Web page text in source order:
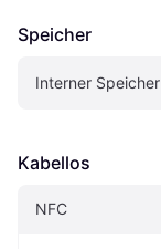
Speicher
Interner Speicher
Kabellos
NFC